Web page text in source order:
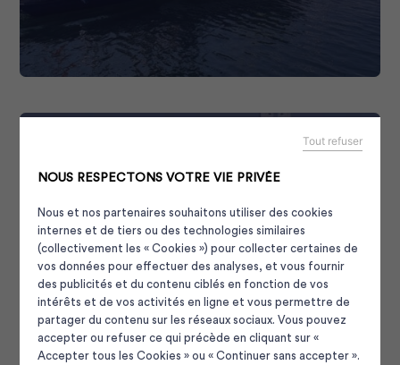
NOUS RESPECTONS VOTRE VIE PRIVÉE
Nous et nos partenaires souhaitons utiliser des cookies
internes et de tiers ou des technologies similaires
(collectivement les « Cookies ») pour collecter certaines de
vos données pour effectuer des analyses, et vous fournir
des publicités et du contenu ciblés en fonction de vos
intérêts et de vos activités en ligne et vous permettre de
partager du contenu sur les réseaux sociaux. Vous pouvez
accepter ou refuser ce qui précède en cliquant sur «
Accepter tous les Cookies » ou « Continuer sans accepter ».
Tout refuser
BATEAUX ÉCOLES6